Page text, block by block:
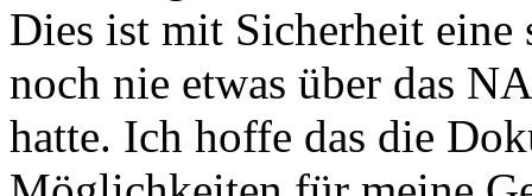
Dies ist mit Sicherheit eine
noch nie etwas über das
hatte. Ich hoffe das die